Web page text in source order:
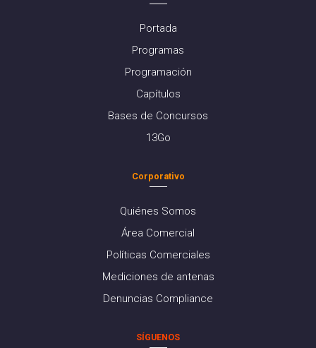
Portada
Programas
Programación
Capítulos
Bases de Concursos
13Go
Corporativo
Quiénes Somos
Área Comercial
Políticas Comerciales
Mediciones de antenas
Denuncias Compliance
SÍGUENOS